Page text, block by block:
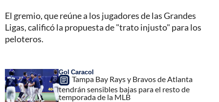
El gremio, que reúne a los jugadores de las Grandes
Ligas, calificó la propuesta de "trato injusto" para los
peloteros.
Gol Caracol
Tampa Bay Rays y Bravos de Atlanta
tendrán sensibles bajas para el resto de
temporada de la MLB